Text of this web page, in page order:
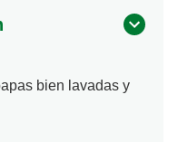
bien lavadas y